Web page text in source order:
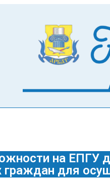
на ЕПГУ
граждан для